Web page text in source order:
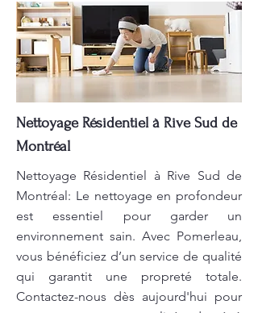
Nettoyage Résidentiel à Rive Sud de
Montréal
Nettoyage Résidentiel à Rive Sud de
Montréal: Le nettoyage en profondeur
est essentiel pour garder un
environnement sain. Avec Pomerleau,
vous bénéficiez d’un service de qualité
qui garantit une propreté totale.
Contactez-nous dès aujourd'hui pour